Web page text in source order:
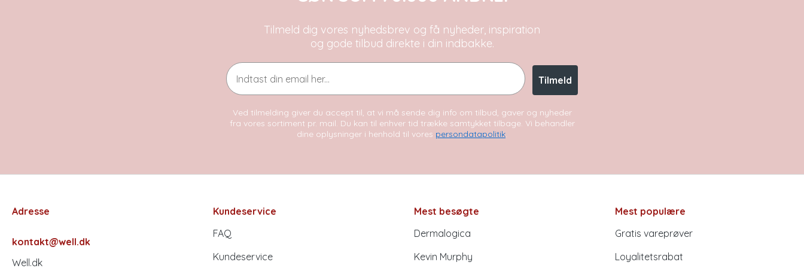
Tilmeld dig vores nyhedsbrev og få nyheder, inspiration
og gode tilbud direkte i din indbakke.
Email
Tilmeld
Ved tilmelding giver du accept til, at vi må sende dig info om tilbud, gaver og nyheder
fra vores sortiment pr. mail. Du kan til enhver tid trække samtykket tilbage. Vi behandler
dine oplysninger i henhold til vores persondatapolitik.
Adresse
kontakt@well.dk
Well.dk
Kundeservice
FAQ
Kundeservice
Mest besøgte
Dermalogica
Kevin Murphy
Mest populære
Gratis vareprøver
Loyalitetsrabat